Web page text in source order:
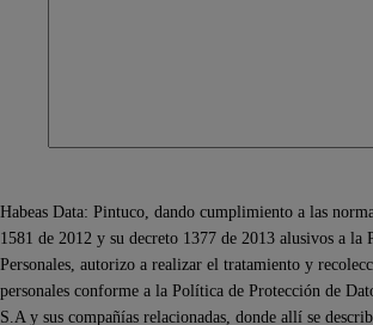
Habeas Data: Pintuco, dando cumplimiento a las
1581 de 2012 y su decreto 1377 de 2013 alusivos a la
Personales, autorizo a realizar el tratamiento y
personales conforme a la Política de Protección de
S.A y sus compañías relacionadas, donde allí se